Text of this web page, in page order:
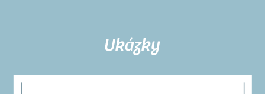
Ukázky